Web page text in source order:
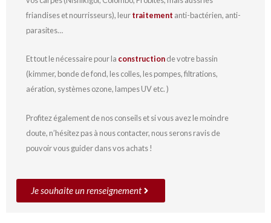
friandises et nourrisseurs), leurtraitement anti-bactérien, anti-
parasites…
Et tout le nécessaire pour la constructionde votre bassin
(kimmer, bonde de fond, les colles, les pompes, filtrations,
aération, systèmes ozone, lampes UV etc. )
Profitez également de nos conseils et si vous avez le moindre
doute, n’hésitez pas à nous contacter, nous serons ravis de
pouvoir vous guider dans vos achats !
Je souhaite un renseignement